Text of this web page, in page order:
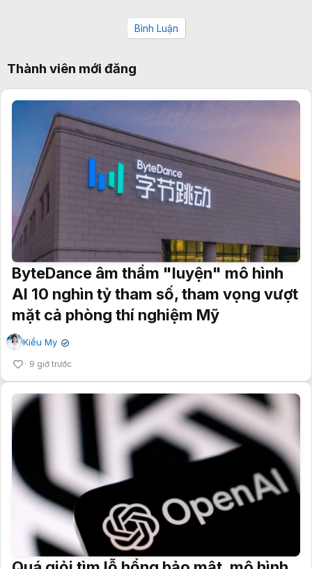
Bình Luận
Thành viên mới đăng
ByteDance âm thầm "luyện" mô hình
AI 10 nghìn tỷ tham số, tham vọng vượt
mặt cả phòng thí nghiệm Mỹ
Kiều My ✔
9 giờ trước